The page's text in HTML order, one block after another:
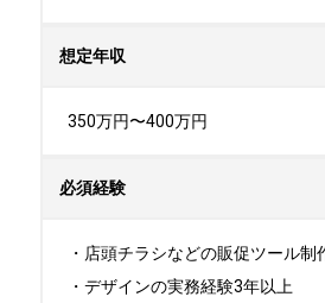
想定年収
350万円〜400万円
必須経験
・店頭チラシなどの販促ツール制
・デザインの実務経験3年以上